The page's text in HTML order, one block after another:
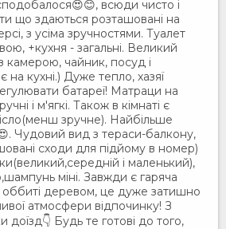
всюди чисто і
що здаються розташовані на
з усіма зручностями. Туалет
+кухня - загальні. Великий
камерою, чайник, посуд і
на кухні.) Дуже тепло, хазяї
батареї! Матраци на
і м'ягкі. Також в кімнаті є
зручне). Найбільше
Чудовий вид з тераси-балкону,
сходи для підйому в номер)
і маленький),
міні. Завжди є гаряча
оббиті деревом, це дуже затишно
атмосфери відпочинку! З
доїзд👇 Будь те готові до того,